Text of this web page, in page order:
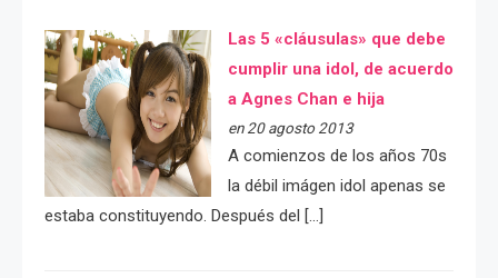
Las 5 «cláusulas» que debe
cumplir una idol, de acuerdo
a Agnes Chan e hija
en 20 agosto 2013
A comienzos de los años 70s
la débil imágen idol apenas se
estaba constituyendo. Después del […]